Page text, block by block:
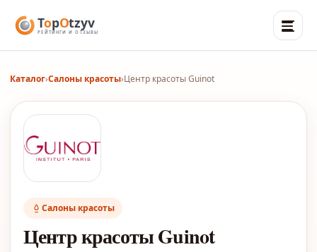
Каталог›Салоны красоты›Центр красоты Guinot
Салоны красоты
Центр красоты Guinot